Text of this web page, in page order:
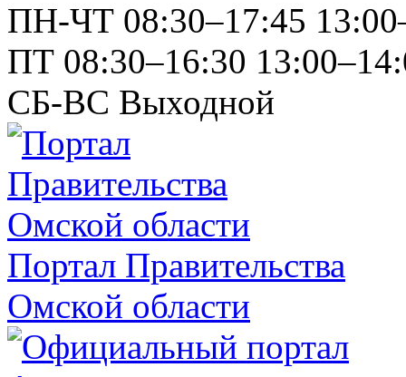
ПН-ЧТ 08:30–17:45
ПТ 08:30–16:30
СБ-ВС Выходной
Портал Правительства
Омской области